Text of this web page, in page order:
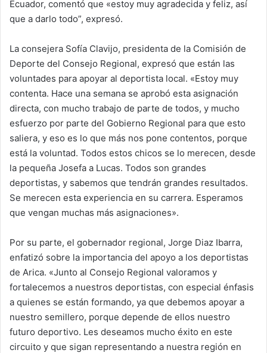
Ecuador, comentó que «estoy muy agradecida y feliz, así
que a darlo todo”, expresó.
La consejera Sofía Clavijo, presidenta de la Comisión de
Deporte del Consejo Regional, expresó que están las
voluntades para apoyar al deportista local. «Estoy muy
contenta. Hace una semana se aprobó esta asignación
directa, con mucho trabajo de parte de todos, y mucho
esfuerzo por parte del Gobierno Regional para que esto
saliera, y eso es lo que más nos pone contentos, porque
está la voluntad. Todos estos chicos se lo merecen, desde
la pequeña Josefa a Lucas. Todos son grandes
deportistas, y sabemos que tendrán grandes resultados.
Se merecen esta experiencia en su carrera. Esperamos
que vengan muchas más asignaciones».
Por su parte, el gobernador regional, Jorge Diaz Ibarra,
enfatizó sobre la importancia del apoyo a los deportistas
de Arica. «Junto al Consejo Regional valoramos y
fortalecemos a nuestros deportistas, con especial énfasis
a quienes se están formando, ya que debemos apoyar a
nuestro semillero, porque depende de ellos nuestro
futuro deportivo. Les deseamos mucho éxito en este
circuito y que sigan representando a nuestra región en